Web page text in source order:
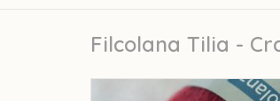
Filcolana Tilia -